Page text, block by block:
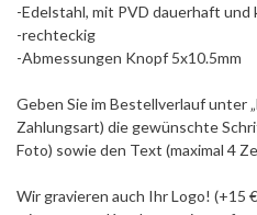
-Edelstahl, mit PVD dauerhaft
-rechteckig
-Abmessungen Knopf 5x10.5mm
Geben Sie im Bestellverlauf unter
Zahlungsart) die gewünschte
Foto) sowie den Text (maximal 4
Wir gravieren auch Ihr Logo! (+15